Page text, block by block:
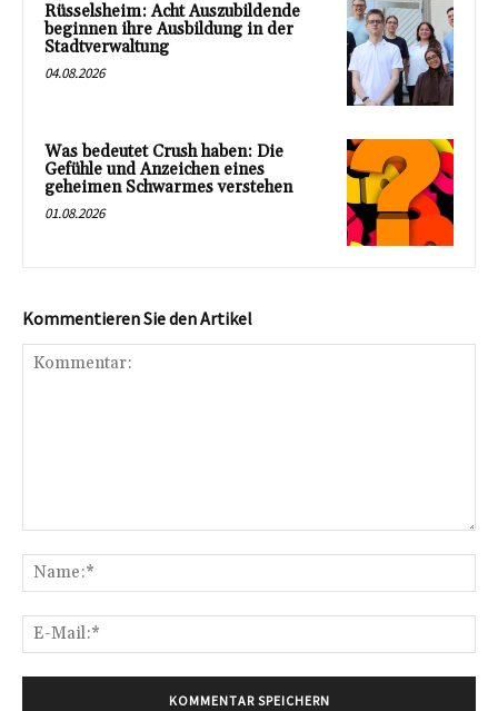
Rüsselsheim: Acht Auszubildende
beginnen ihre Ausbildung in der
Stadtverwaltung
04.08.2026
Was bedeutet Crush haben: Die
Gefühle und Anzeichen eines
geheimen Schwarmes verstehen
01.08.2026
Kommentieren Sie den Artikel